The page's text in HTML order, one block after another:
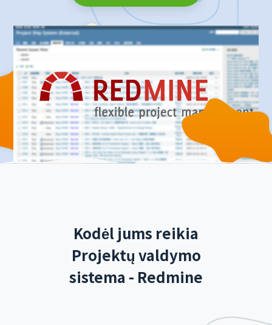
Kodėl jums reikia
Projektų valdymo
sistema - Redmine